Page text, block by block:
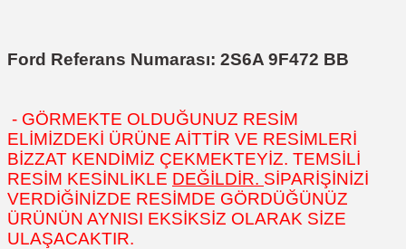
Ford Referans Numarası: 2S6A 9F472 BB
- GÖRMEKTE OLDUĞUNUZ RESİM
ELİMİZDEKİ ÜRÜNE AİTTİR VE RESİMLERİ
BİZZAT KENDİMİZ ÇEKMEKTEYİZ. TEMSİLİ
RESİM KESİNLİKLE DEĞİLDİR. SİPARİŞİNİZİ
VERDİĞİNİZDE RESİMDE GÖRDÜĞÜNÜZ
ÜRÜNÜN AYNISI EKSİKSİZ OLARAK SİZE
ULAŞACAKTIR.